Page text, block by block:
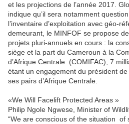
et les projections de l’année 2017.
indique qu’il sera notamment
l’inventaire d’exploitation avec géo-
demeurant, le MINFOF se propose
projets pluri-annuels en cours : la
siège et la part du Cameroun à la
d’Afrique Centrale (COMIFAC), 7
étant un engagement du président
ses pairs d’Afrique Centrale.
«We Will Facelift Protected Areas »
Philip Ngole Ngwese, Minister of
“We are conscious of the situation of